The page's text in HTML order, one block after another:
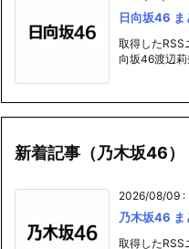
日向坂46
取得したRSS
向坂46渡辺
新着記事（乃木坂46）
2026/08/09 :
乃木坂46
取得したRSS